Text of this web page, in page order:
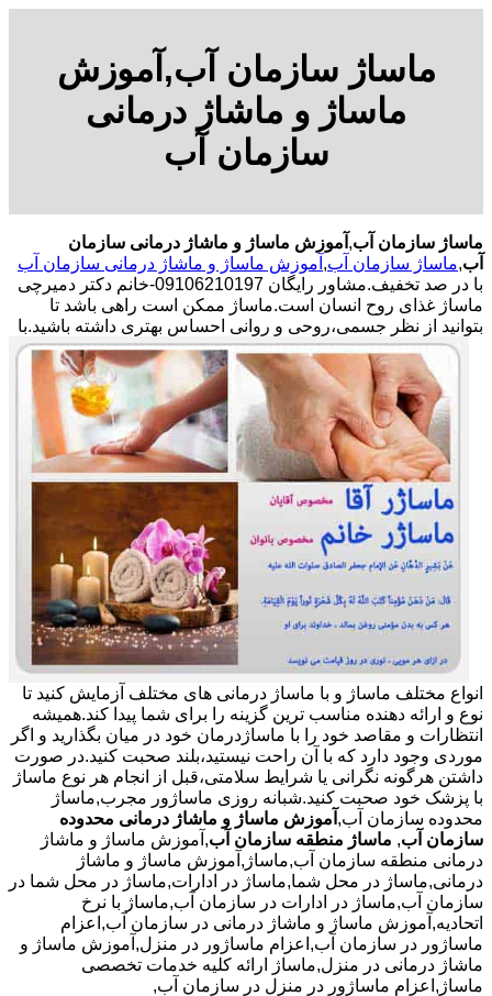
ماساژ سازمان آب,آموزش
ماساژ و ماشاژ درمانی
سازمان آب
ماساژ سازمان آب, آموزش ماساژ و ماشاژ درمانی سازمان
آب,ماساژ سازمان آب, آموزش ماساژ و ماشاژ درمانی سازمان آب
با در صد تخفیف.مشاور رایگان 09106210197-خانم دکتر دمیرچی
ماساژ غذای روح انسان است.ماساژ ممکن است راهی باشد تا
بتوانید از نظر جسمی،روحی و روانی احساس بهتری داشته باشید.با
انواع مختلف ماساژ و با ماساژ درمانی های مختلف آزمایش کنید تا
نوع و ارائه دهنده مناسب ترین گزینه را برای شما پیدا کند.همیشه
انتظارات و مقاصد خود را با ماساژدرمان خود در میان بگذارید و اگر
موردی وجود دارد که با آن راحت نیستید،بلند صحبت کنید.در صورت
داشتن هرگونه نگرانی یا شرایط سلامتی،قبل از انجام هر نوع ماساژ
با پزشک خود صحبت کنید.شبانه روزی ماساژور مجرب,ماساژ
محدوده سازمان آب, آموزش ماساژ و ماشاژ درمانی محدوده
سازمان آب, ماساژ منطقه سازمان آب,آموزش ماساژ و ماشاژ
درمانی منطقه سازمان آب,ماساژ,آموزش ماساژ و ماشاژ
درمانی,ماساژ در محل شما,ماساژ در ادارات,ماساژ در محل شما در
سازمان آب,ماساژ در ادارات در سازمان آب,ماساژ با نرخ
اتحادیه,آموزش ماساژ و ماشاژ درمانی در سازمان آب,اعزام
ماساژور در سازمان آب,اعزام ماساژور در منزل,آموزش ماساژ و
ماشاژ درمانی در منزل,ماساژ ارائه کلیه خدمات تخصصی
ماساژ,اعزام ماساژور در منزل در سازمان آب,